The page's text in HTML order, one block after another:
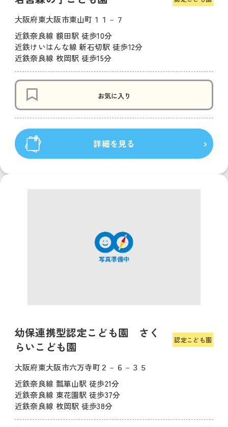
大阪府東大阪市東山町１１－７
近鉄奈良線 額田駅 徒歩10分
近鉄けいはんな線 新石切駅 徒歩12分
近鉄奈良線 枚岡駅 徒歩15分
お気に入り
詳細を見る
幼保連携型認定こども園 さく
らいこども園
認定こども園
大阪府東大阪市六万寺町２－６－３５
近鉄奈良線 瓢箪山駅 徒歩21分
近鉄奈良線 東花園駅 徒歩37分
近鉄奈良線 枚岡駅 徒歩38分